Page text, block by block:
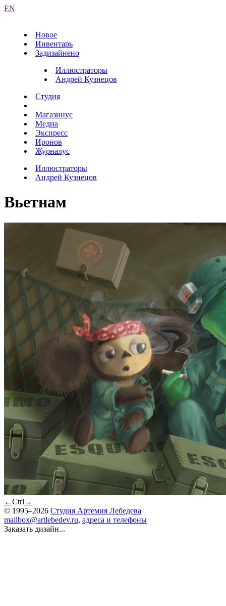
EN
Новое
Инвентарь
Задизайнено
Иллюстраторы
Андрей Кузнецов
Студия
Магазинус
Медиа
Экспресс
Иронов
Журналус
Иллюстраторы
Андрей Кузнецов
Вьетнам
←Ctrl →
© 1995–2026 Студия Артемия Лебедева
mailbox@artlebedev.ru, адреса и телефоны
Заказать дизайн...